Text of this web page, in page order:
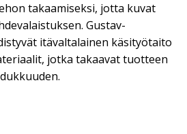
takaamiseksi, jotta kuvat
Gustav-
itävaltalainen käsityötaito
jotka takaavat tuotteen